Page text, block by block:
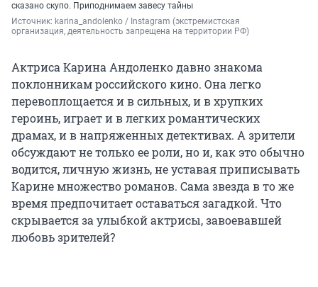
сказано скупо. Приподнимаем завесу тайны
Источник: karina_andolenko / Instagram (экстремистская
организация, деятельность запрещена на территории РФ)
Актриса Карина Андоленко давно знакома
поклонникам российского кино. Она легко
перевоплощается и в сильных, и в хрупких
героинь, играет и в легких романтических
драмах, и в напряженных детективах. А зрители
обсуждают не только ее роли, но и, как это обычно
водится, личную жизнь, не уставая приписывать
Карине множество романов. Сама звезда в то же
время предпочитает оставаться загадкой. Что
скрывается за улыбкой актрисы, завоевавшей
любовь зрителей?